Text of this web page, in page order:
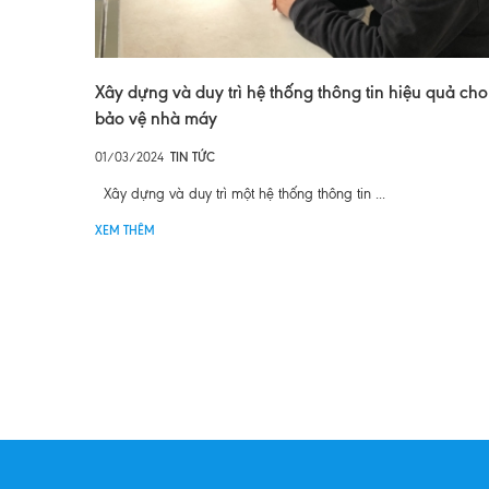
Xây dựng và duy trì hệ thống thông tin hiệu quả cho
bảo vệ nhà máy
01/03/2024 TIN TỨC
Xây dựng và duy trì một hệ thống thông tin ...
XEM THÊM